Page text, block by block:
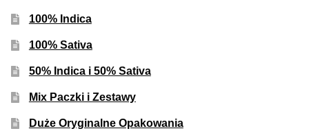
100% Indica
100% Sativa
50% Indica i 50% Sativa
Mix Paczki i Zestawy
Duże Oryginalne Opakowania